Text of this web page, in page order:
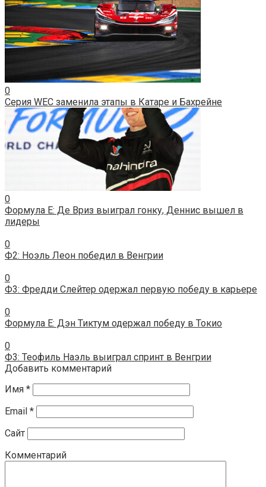
0
Серия WEC заменила этапы в Катаре и Бахрейне
0
Формула E: Де Вриз выиграл гонку, Деннис вышел в
лидеры
0
Ф2: Ноэль Леон победил в Венгрии
0
Ф3: Фредди Слейтер одержал первую победу в карьере
0
Формула E: Дэн Тиктум одержал победу в Токио
0
Ф3: Теофиль Наэль выиграл спринт в Венгрии
Добавить комментарий
Имя *
Email *
Сайт
Комментарий